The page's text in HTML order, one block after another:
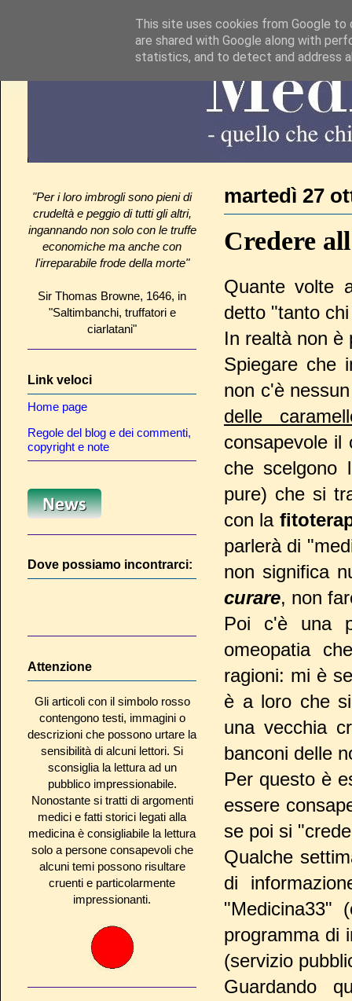
martedì 27
Credere
Quante volte
detto "tanto
In realtà non è
Spiegare che
non c'è
delle
consapevole il
che scelgono
pure) che si
con la
parlerà di
non significa
curare, non
Poi c'è una
omeopatia
ragioni: mi è
è a loro che
una vecchia
banconi delle
Per questo è
essere
se poi si
Qualche
di
"Medicina33"
programma di
(servizio
Guardando
"Per i loro imbrogli sono pieni di
crudeltà e peggio di tutti gli altri,
ingannando non solo con le truffe
economiche ma anche con
l'irreparabile frode della morte"
Sir Thomas Browne, 1646, in
"Saltimbanchi, truffatori e
ciarlatani"
Link veloci
Home page
Regole del blog e dei commenti,
copyright e note
Dove possiamo incontrarci:
Attenzione
Gli articoli con il simbolo rosso
contengono testi, immagini o
descrizioni che possono urtare la
sensibilità di alcuni lettori. Si
sconsiglia la lettura ad un
pubblico impressionabile.
Nonostante si tratti di argomenti
medici e fatti storici legati alla
medicina è consigliabile la lettura
solo a persone consapevoli che
alcuni temi possono risultare
cruenti e particolarmente
impressionanti.
This site uses cookies from Google to
are shared with Google along with
statistics, and to detect and address